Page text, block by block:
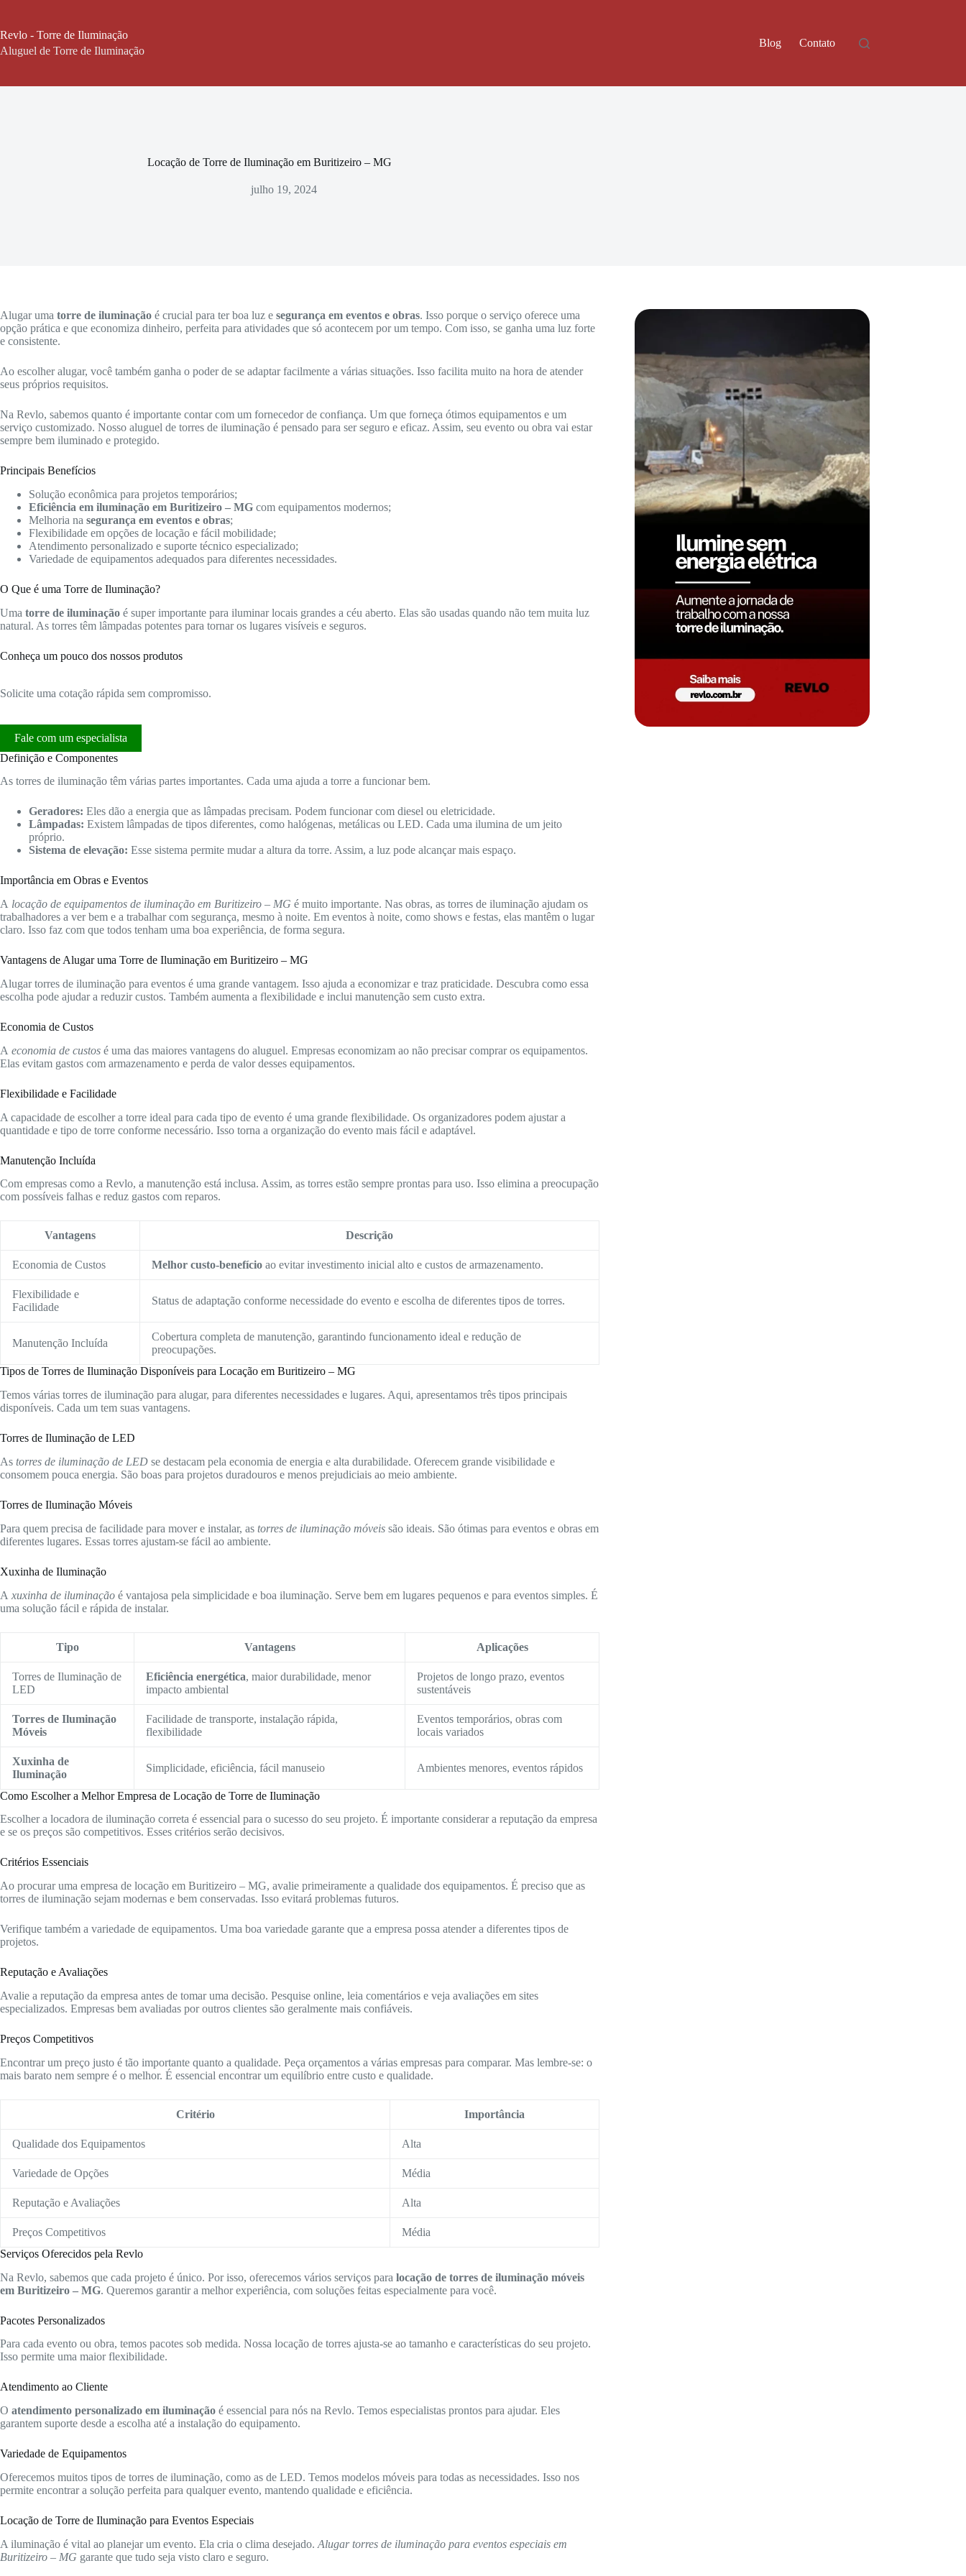
o
conteúdo
Revlo - Torre de Iluminação
Aluguel de Torre de Iluminação
Blog Contato
Locação de Torre de Iluminação em Buritizeiro – MG
julho 19, 2024
Alugar uma torre de iluminação é crucial para ter boa luz e segurança em eventos e obras. Isso porque o serviço oferece uma
opção prática e que economiza dinheiro, perfeita para atividades que só acontecem por um tempo. Com isso, se ganha uma luz forte
e consistente.
Ao escolher alugar, você também ganha o poder de se adaptar facilmente a várias situações. Isso facilita muito na hora de atender
seus próprios requisitos.
Na Revlo, sabemos quanto é importante contar com um fornecedor de confiança. Um que forneça ótimos equipamentos e um
serviço customizado. Nosso aluguel de torres de iluminação é pensado para ser seguro e eficaz. Assim, seu evento ou obra vai estar
sempre bem iluminado e protegido.
Principais Benefícios
Solução econômica para projetos temporários;
Eficiência em iluminação em Buritizeiro – MG com equipamentos modernos;
Melhoria na segurança em eventos e obras;
Flexibilidade em opções de locação e fácil mobilidade;
Atendimento personalizado e suporte técnico especializado;
Variedade de equipamentos adequados para diferentes necessidades.
O Que é uma Torre de Iluminação?
Uma torre de iluminação é super importante para iluminar locais grandes a céu aberto. Elas são usadas quando não tem muita luz
natural. As torres têm lâmpadas potentes para tornar os lugares visíveis e seguros.
Conheça um pouco dos nossos produtos
Solicite uma cotação rápida sem compromisso.
Fale com um especialista
Definição e Componentes
As torres de iluminação têm várias partes importantes. Cada uma ajuda a torre a funcionar bem.
Geradores: Eles dão a energia que as lâmpadas precisam. Podem funcionar com diesel ou eletricidade.
Lâmpadas: Existem lâmpadas de tipos diferentes, como halógenas, metálicas ou LED. Cada uma ilumina de um jeito
próprio.
Sistema de elevação: Esse sistema permite mudar a altura da torre. Assim, a luz pode alcançar mais espaço.
Importância em Obras e Eventos
A locação de equipamentos de iluminação em Buritizeiro – MG é muito importante. Nas obras, as torres de iluminação ajudam os
trabalhadores a ver bem e a trabalhar com segurança, mesmo à noite. Em eventos à noite, como shows e festas, elas mantêm o lugar
claro. Isso faz com que todos tenham uma boa experiência, de forma segura.
Vantagens de Alugar uma Torre de Iluminação em Buritizeiro – MG
Alugar torres de iluminação para eventos é uma grande vantagem. Isso ajuda a economizar e traz praticidade. Descubra como essa
escolha pode ajudar a reduzir custos. Também aumenta a flexibilidade e inclui manutenção sem custo extra.
Economia de Custos
A economia de custos é uma das maiores vantagens do aluguel. Empresas economizam ao não precisar comprar os equipamentos.
Elas evitam gastos com armazenamento e perda de valor desses equipamentos.
Flexibilidade e Facilidade
A capacidade de escolher a torre ideal para cada tipo de evento é uma grande flexibilidade. Os organizadores podem ajustar a
quantidade e tipo de torre conforme necessário. Isso torna a organização do evento mais fácil e adaptável.
Manutenção Incluída
Com empresas como a Revlo, a manutenção está inclusa. Assim, as torres estão sempre prontas para uso. Isso elimina a preocupação
com possíveis falhas e reduz gastos com reparos.
Vantagens Descrição
Economia de Custos Melhor custo-benefício ao evitar investimento inicial alto e custos de armazenamento.
Flexibilidade e
Facilidade
Status de adaptação conforme necessidade do evento e escolha de diferentes tipos de torres.
Manutenção Incluída
Cobertura completa de manutenção, garantindo funcionamento ideal e redução de
preocupações.
Tipos de Torres de Iluminação Disponíveis para Locação em Buritizeiro – MG
Temos várias torres de iluminação para alugar, para diferentes necessidades e lugares. Aqui, apresentamos três tipos principais
disponíveis. Cada um tem suas vantagens.
Torres de Iluminação de LED
As torres de iluminação de LED se destacam pela economia de energia e alta durabilidade. Oferecem grande visibilidade e
consomem pouca energia. São boas para projetos duradouros e menos prejudiciais ao meio ambiente.
Torres de Iluminação Móveis
Para quem precisa de facilidade para mover e instalar, as torres de iluminação móveis são ideais. São ótimas para eventos e obras em
diferentes lugares. Essas torres ajustam-se fácil ao ambiente.
Xuxinha de Iluminação
A xuxinha de iluminação é vantajosa pela simplicidade e boa iluminação. Serve bem em lugares pequenos e para eventos simples. É
uma solução fácil e rápida de instalar.
Tipo Vantagens Aplicações
Torres de Iluminação de
LED
Eficiência energética, maior durabilidade, menor
impacto ambiental
Projetos de longo prazo, eventos
sustentáveis
Torres de Iluminação
Móveis
Facilidade de transporte, instalação rápida,
flexibilidade
Eventos temporários, obras com
locais variados
Xuxinha de
Iluminação
Simplicidade, eficiência, fácil manuseio Ambientes menores, eventos rápidos
Como Escolher a Melhor Empresa de Locação de Torre de Iluminação
Escolher a locadora de iluminação correta é essencial para o sucesso do seu projeto. É importante considerar a reputação da empresa
e se os preços são competitivos. Esses critérios serão decisivos.
Critérios Essenciais
Ao procurar uma empresa de locação em Buritizeiro – MG, avalie primeiramente a qualidade dos equipamentos. É preciso que as
torres de iluminação sejam modernas e bem conservadas. Isso evitará problemas futuros.
Verifique também a variedade de equipamentos. Uma boa variedade garante que a empresa possa atender a diferentes tipos de
projetos.
Reputação e Avaliações
Avalie a reputação da empresa antes de tomar uma decisão. Pesquise online, leia comentários e veja avaliações em sites
especializados. Empresas bem avaliadas por outros clientes são geralmente mais confiáveis.
Preços Competitivos
Encontrar um preço justo é tão importante quanto a qualidade. Peça orçamentos a várias empresas para comparar. Mas lembre-se: o
mais barato nem sempre é o melhor. É essencial encontrar um equilíbrio entre custo e qualidade.
Critério Importância
Qualidade dos Equipamentos Alta
Variedade de Opções Média
Reputação e Avaliações Alta
Preços Competitivos
Média
Serviços Oferecidos pela Revlo
Na Revlo, sabemos que cada projeto é único. Por isso, oferecemos vários serviços para locação de torres de iluminação móveis
em Buritizeiro – MG. Queremos garantir a melhor experiência, com soluções feitas especialmente para você.
Pacotes Personalizados
Para cada evento ou obra, temos pacotes sob medida. Nossa locação de torres ajusta-se ao tamanho e características do seu projeto.
Isso permite uma maior flexibilidade.
Atendimento ao Cliente
O atendimento personalizado em iluminação é essencial para nós na Revlo. Temos especialistas prontos para ajudar. Eles
garantem suporte desde a escolha até a instalação do equipamento.
Variedade de Equipamentos
Oferecemos muitos tipos de torres de iluminação, como as de LED. Temos modelos móveis para todas as necessidades. Isso nos
permite encontrar a solução perfeita para qualquer evento, mantendo qualidade e eficiência.
Locação de Torre de Iluminação para Eventos Especiais
A iluminação é vital ao planejar um evento. Ela cria o clima desejado. Alugar torres de iluminação para eventos especiais em
Buritizeiro – MG garante que tudo seja visto claro e seguro.